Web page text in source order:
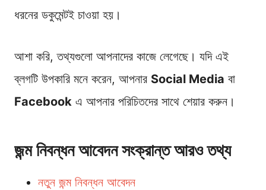
ধরনের ডকুমেন্টই চাওয়া হয়।
আশা করি, তথ্যগুলো আপনাদের কাজে লেগেছে। যদি এই
ব্লগটি উপকারি মনে করেন, আপনার Social Media বা
Facebook এ আপনার পরিচিতদের সাথে শেয়ার করুন।
জন্ম নিবন্ধন আবেদন সংক্রান্ত আরও তথ্য
নতুন জন্ম নিবন্ধন আবেদন